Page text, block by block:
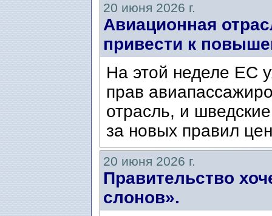
20 июня 2026 г.
Авиационная
привести к
На этой неделе ЕС
прав
отрасль, и
за новых правил
20 июня 2026 г.
Правительство
слонов».